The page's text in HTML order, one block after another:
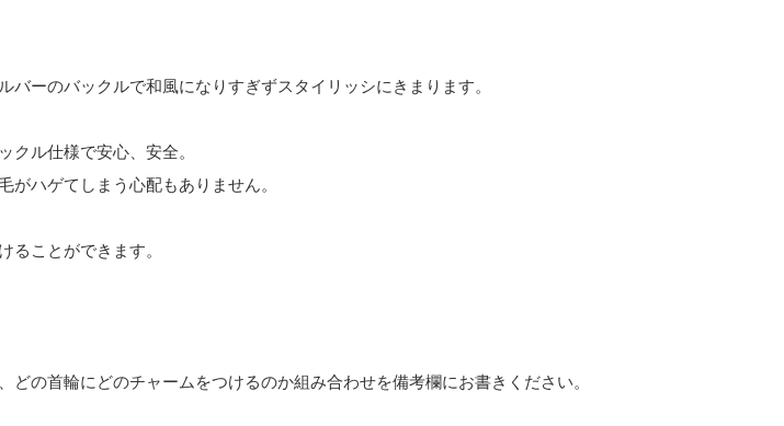
ーのバックルで和風になりすぎずスタイリッシにきまります。
クル仕様で安心、安全。
ハゲてしまう心配もありません。
ることができます。
どの首輪にどのチャームをつけるのか組み合わせを備考欄にお書きください。